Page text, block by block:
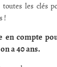
toutes les clés
!
en compte
a 40 ans.